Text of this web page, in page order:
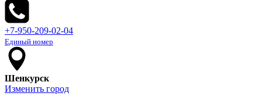
+7-950-209-02-04
Единый номер
Шенкурск
Изменить город